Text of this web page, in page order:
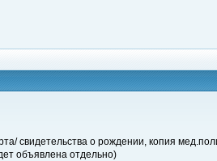
свидетельства о рождении, копия
объявлена отдельно)